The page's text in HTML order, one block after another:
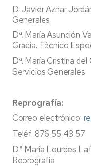
D. Javier Aznar
Generales
Dª. María Asunción
Gracia. Técnico
Dª. María Cristina del
Servicios Generales
Reprografía:
Correo electrónico:
Teléf. 876 55 43 57
D.ª María Lourdes
Reprografía